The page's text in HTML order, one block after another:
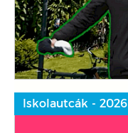
Iskolautcák - 2026